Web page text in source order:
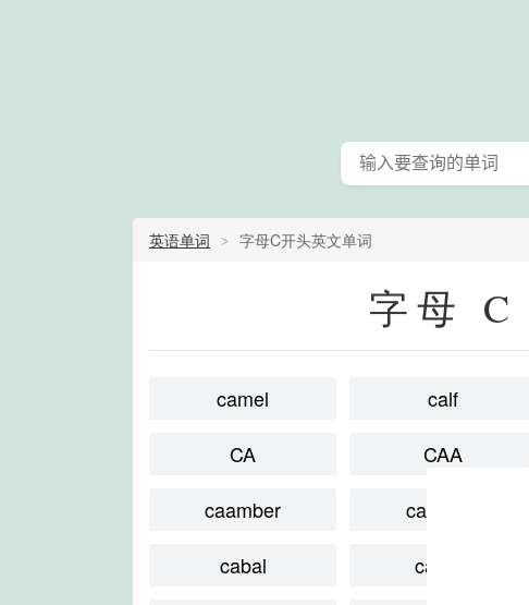
英语单词 字母C开头英文单词
字母 C
camel calf
CA
CAA
caamber
caatinga
cabal
cabala